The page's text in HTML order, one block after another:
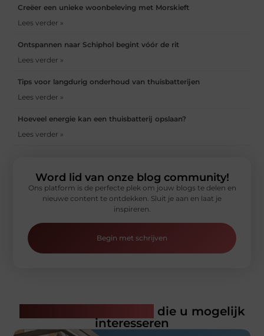
Creëer een unieke woonbeleving met Morskieft
Lees verder »
Ontspannen naar Schiphol begint vóór de rit
Lees verder »
Tips voor langdurig onderhoud van thuisbatterijen
Lees verder »
Hoeveel energie kan een thuisbatterij opslaan?
Lees verder »
Word lid van onze blog community!
Ons platform is de perfecte plek om jouw blogs te delen en
nieuwe content te ontdekken. Sluit je aan en laat je
inspireren.
Begin met schrijven
die u mogelijk
interesseren